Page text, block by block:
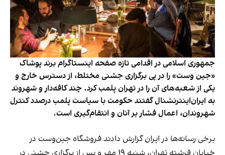
جمهوری اسلامی در اقدامی تازه صفحه اینستاگرام برند پوشاک
«جین وست» را در پی برگزاری جشنی مختلط، از دسترس خارج و
یکی از شعبه‌های آن را در تهران پلمب کرد. چند کافه‌‌دار و شهروند
به ایران‌اینترنشنال گفتند حکومت با سیاست پلمب درصدد کنترل
شهروندان، اعمال فشار بر آنان و انتقام‌گیری است.
برخی رسانه‌ها در ایران گزارش دادند فروشگاه جین‌وست در